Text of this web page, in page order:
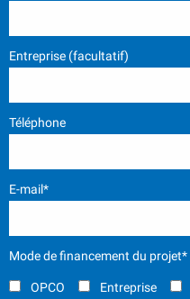
Entreprise (facultatif)
Téléphone
E-mail*
Mode de financement du projet*
OPCO Entreprise